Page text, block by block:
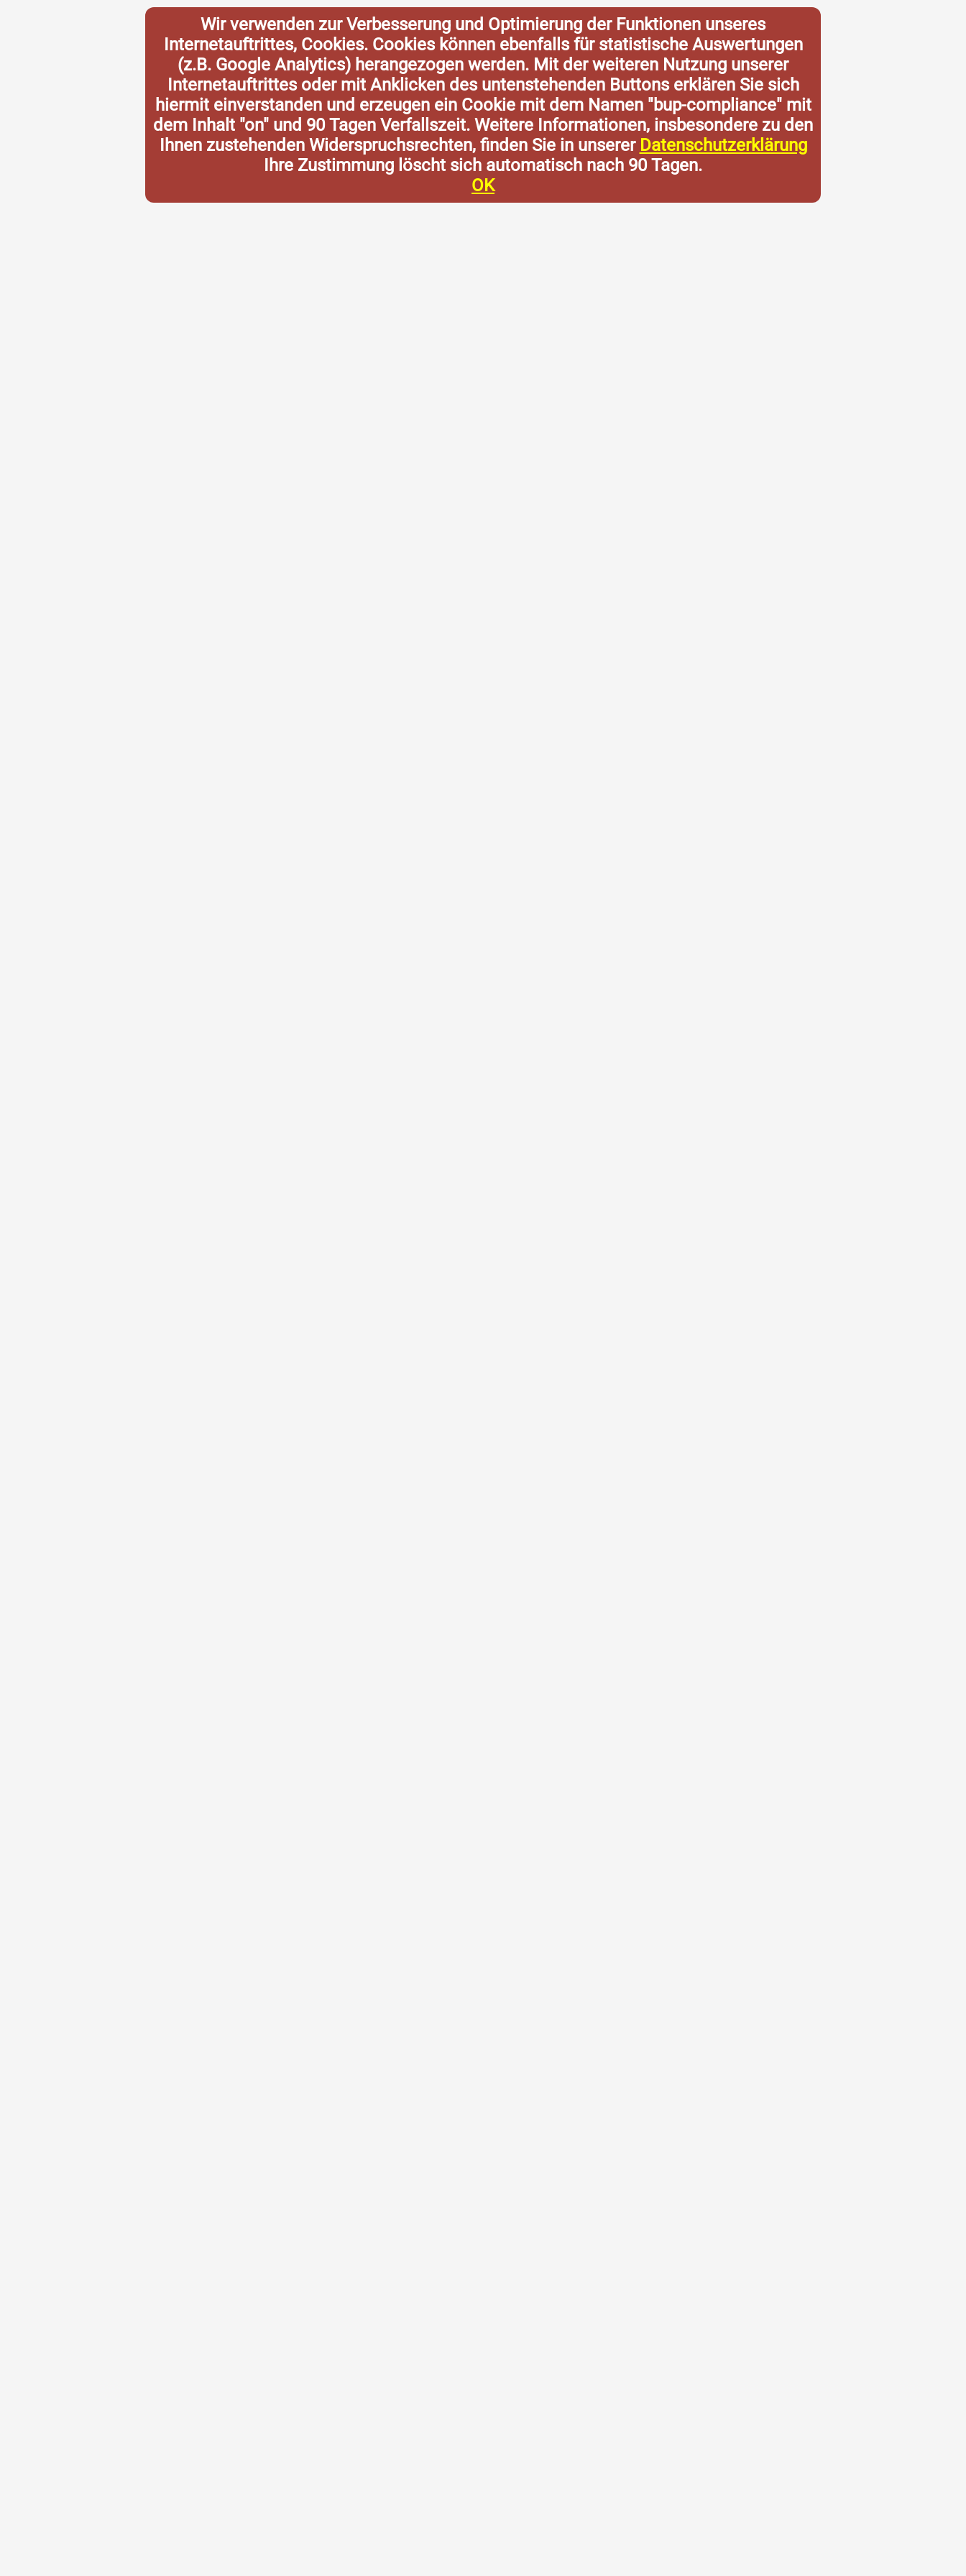
Wir verwenden zur Verbesserung und Optimierung der Funktionen unseres
Internetauftrittes, Cookies. Cookies können ebenfalls für statistische Auswertungen
(z.B. Google Analytics) herangezogen werden. Mit der weiteren Nutzung unserer
Internetauftrittes oder mit Anklicken des untenstehenden Buttons erklären Sie sich
hiermit einverstanden und erzeugen ein Cookie mit dem Namen "bup-compliance" mit
dem Inhalt "on" und 90 Tagen Verfallszeit. Weitere Informationen, insbesondere zu den
Ihnen zustehenden Widerspruchsrechten, finden Sie in unserer Datenschutzerklärung
Ihre Zustimmung löscht sich automatisch nach 90 Tagen.
OK